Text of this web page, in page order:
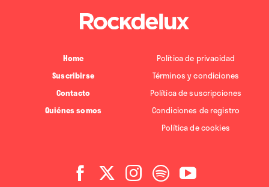
Home
Suscribirse
Contacto
Quiénes somos
Política de privacidad
Términos y condiciones
Política de suscripciones
Condiciones de registro
Política de cookies